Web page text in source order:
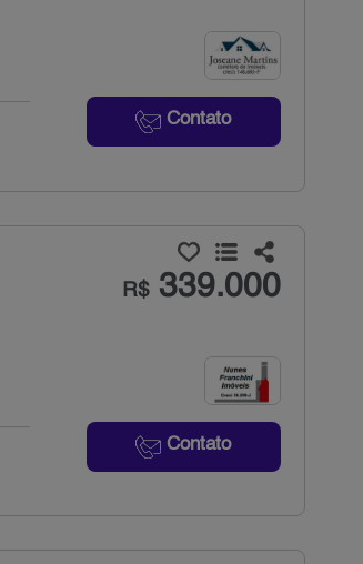
Contato
R$339.000
Contato